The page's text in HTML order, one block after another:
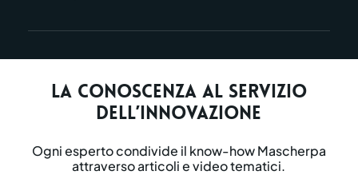
La conoscenza al servizio
dell’innovazione
Ogni esperto condivide il know-how Mascherpa
attraverso articoli e video tematici.